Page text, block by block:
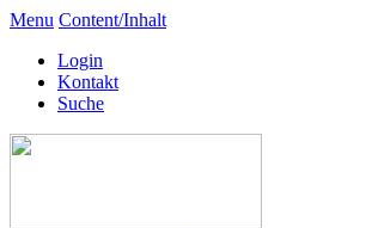
Menu Content/Inhalt
Login
Kontakt
Suche